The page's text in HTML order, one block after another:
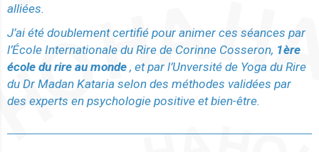
alliées.
J’ai été doublement certifié pour animer ces séances par
l’École Internationale du Rire de Corinne Cosseron, 1ère
école du rire au monde , et par l’Unversité de Yoga du Rire
du Dr Madan Kataria selon des méthodes validées par
des experts en psychologie positive et bien-être.